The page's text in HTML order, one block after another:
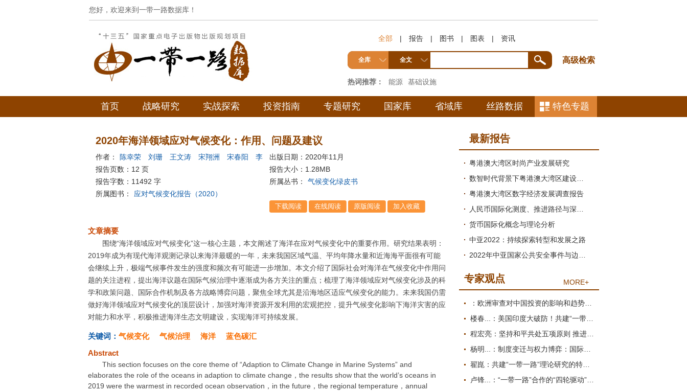
您好，欢迎来到一带一路数据库！
全部 | 报告 | 图书 | 图表 | 资讯
全库 全文 高级检索
热词推荐： 能源 基础设施
首页 战略研究 实战探索 投资指南 专题研究 国家库 省域库 丝路数据 特色专题
2020年海洋领域应对气候变化：作用、问题及建议
作者： 陈幸荣 刘珊 王文涛 宋翔洲 宋春阳
李
凯
出版日期：2020年11月
报告页数：12 页
报告大小： 1.28MB
报告字数：11492 字
所属丛书：
气候变化绿皮书
所属图书：
应对气候变化报告（2020）
文章摘要
围绕“海洋领域应对气候变化”这一核心主题，本文阐述了海洋在应对气候变化中的重要作用。研究结果表明：
2019年成为有现代海洋观测记录以来海洋最暖的一年，未来我国区域气温、平均年降水量和近海海平面很有可能
会继续上升，极端气候事件发生的强度和频次有可能进一步增加。本文介绍了国际社会对海洋在气候变化中作用问
题的关注进程，提出海洋议题在国际气候治理中逐渐成为各方关注的重点；梳理了海洋领域应对气候变化涉及的科
学和政策问题、国际合作机制及各方战略博弈问题，聚焦全球尤其是沿海地区适应气候变化的能力。未来我国仍需
做好海洋领域应对气候变化的顶层设计，加强对海洋资源开发利用的宏观把控，提升气候变化影响下海洋灾害的应
对能力和水平，积极推进海洋生态文明建设，实现海洋可持续发展。
关键词： 气候变化 气候治理 海洋
蓝色碳汇
Abstract
This section focuses on the core theme of “Adaption to Climate Change in Marine Systems” and
elaborates the role of the oceans in adaption to climate change，the results show that the world’s oceans in
2019 were the warmest in recorded ocean observation，in the future，the regional temperature，annual
最新报告
粤港澳大湾区时尚产业发展研究
粤港澳大湾区数字经济发展调查报告
货币国际化概念与理论分析
中亚2022：持续探索转型和发展之路
专家观点 MORE+